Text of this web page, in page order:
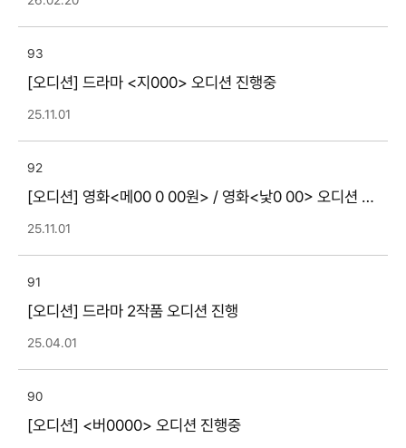
93
[오디션] 드라마 <지000> 오디션 진행중
25.11.01
92
[오디션] 영화<메00 0 00원> / 영화<낯0 00> 오디션 종
25.11.01
91
[오디션] 드라마 2작품 오디션 진행
25.04.01
90
[오디션] <버0000> 오디션 진행중